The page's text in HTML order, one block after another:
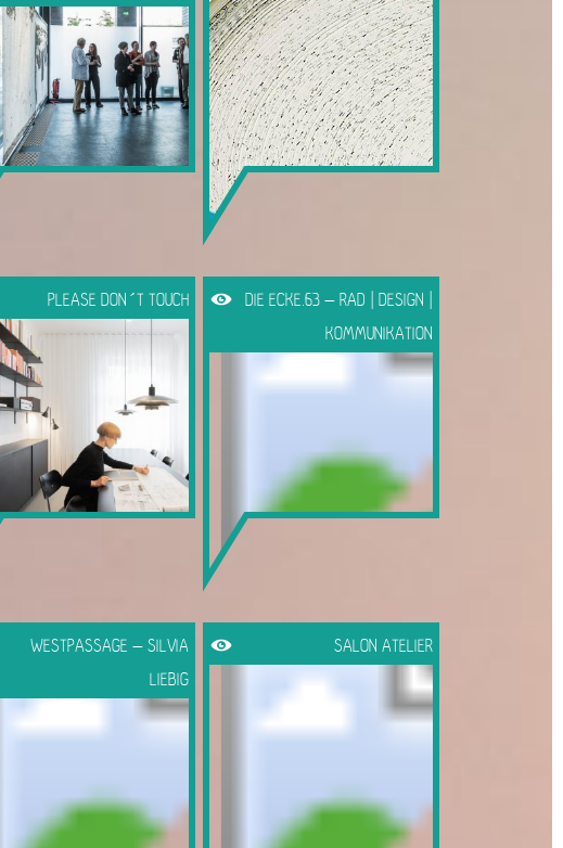
PLEASE DON´T TOUCH
DIE ECKE.63 – RAD | DESIGN |
KOMMUNIKATION
WESTPASSAGE – SILVIA
LIEBIG
SALON ATELIER